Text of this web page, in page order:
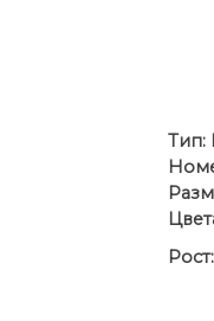
Тип:
Рост: